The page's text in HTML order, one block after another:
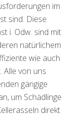
im
sind. Diese
i. Odw. sind mit
natürlichem
wie auch
Alle von uns
gängige
um Schädlinge
direkt